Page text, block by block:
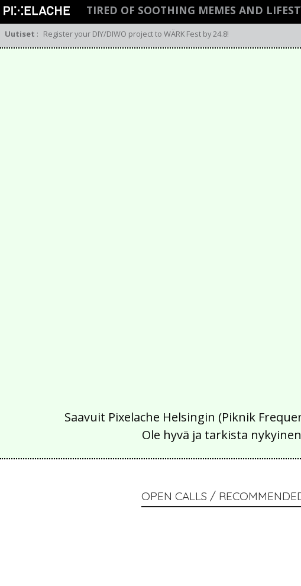
TIRED OF SOOTHING MEMES AND
Uutiset : Register your DIY/DIWO project to WÄRK Fest by 24.8!
Saavuit Pixelache Helsingin (Piknik
Ole hyvä ja tarkista
OPEN CALLS /